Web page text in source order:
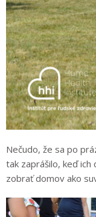
Nečudo, že sa po
tak zaprášilo, keď ich
zobrať domov ako